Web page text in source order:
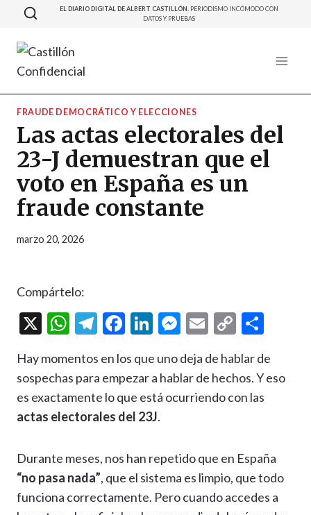
Saltar
contenido
EL DIARIO DIGITAL DE ALBERT CASTILLÓN. PERIODISMO INCÓMODO CON
DATOS Y PRUEBAS
FRAUDE DEMOCRÁTICO Y ELECCIONES
Las actas electorales del
23-J demuestran que el
voto en España es un
fraude constante
marzo 20, 2026
Compártelo:
X
W
at
s
A
p
T
e
gr
a
F
e
b
o
k
Li
ke
dI
n
M
se
n
E
ai
l
C
p
y
k
m
p
r
Hay momentos en los que uno deja de hablar de
sospechas para empezar a hablar de hechos. Y eso
es exactamente lo que está ocurriendo con las
actas electorales del 23J.
Durante meses, nos han repetido que en España
“no pasa nada”, que el sistema es limpio, que todo
funciona correctamente. Pero cuando accedes a